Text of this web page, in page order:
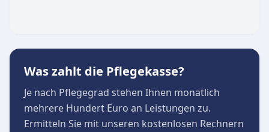
verantwortungsbewusste Pflege, die Vertrauen
schafft und die familiäre Atmosphäre als
wichtigen Heilfaktor betrachtet.
Was zahlt die Pflegekasse?
Je nach Pflegegrad stehen Ihnen monatlich
mehrere Hundert Euro an Leistungen zu.
Ermitteln Sie mit unseren kostenlosen Rechnern